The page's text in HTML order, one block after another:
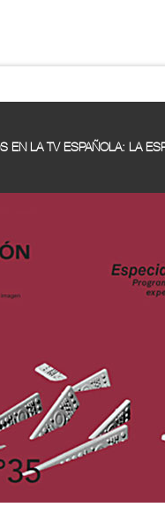
EN LA TV ESPAÑOLA: LA